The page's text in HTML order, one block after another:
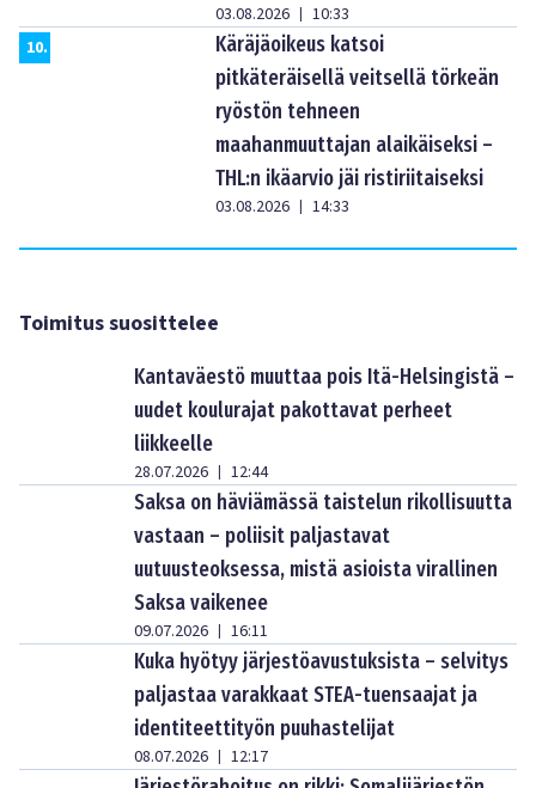
03.08.2026 | 10:33
10.
Käräjäoikeus katsoi
pitkäteräisellä veitsellä törkeän
ryöstön tehneen
maahanmuuttajan alaikäiseksi –
THL:n ikäarvio jäi ristiriitaiseksi
03.08.2026 | 14:33
Toimitus suosittelee
Kantaväestö muuttaa pois Itä-Helsingistä –
uudet koulurajat pakottavat perheet
liikkeelle
28.07.2026 | 12:44
Saksa on häviämässä taistelun rikollisuutta
vastaan – poliisit paljastavat
uutuusteoksessa, mistä asioista virallinen
Saksa vaikenee
09.07.2026 | 16:11
Kuka hyötyy järjestöavustuksista – selvitys
paljastaa varakkaat STEA-tuensaajat ja
identiteettityön puuhastelijat
08.07.2026 | 12:17